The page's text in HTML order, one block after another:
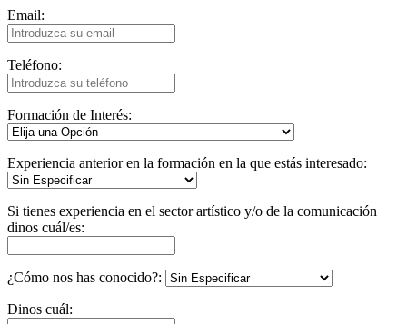
Email:
Teléfono:
Formación de Interés:
Experiencia anterior en la formación en la que estás interesado:
Si tienes experiencia en el sector artístico y/o de la comunicación
dinos cuál/es:
¿Cómo nos has conocido?:
Dinos cuál: